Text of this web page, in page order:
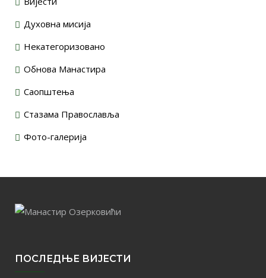
Духовна мисија
Некатегоризовано
Обнова Манастира
Саопштења
Стазама Православља
Фото-галерија
ПОСЛЕДЊЕ ВИЈЕСТИ